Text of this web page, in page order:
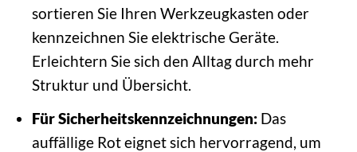
sortieren Sie Ihren Werkzeugkasten oder
kennzeichnen Sie elektrische Geräte.
Erleichtern Sie sich den Alltag durch mehr
Struktur und Übersicht.
Für Sicherheitskennzeichnungen:Das
auffällige Rot eignet sich hervorragend, um